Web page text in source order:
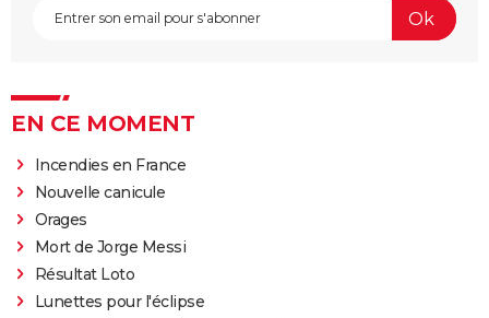
EN CE MOMENT
Incendies en France
Nouvelle canicule
Orages
Mort de Jorge Messi
Résultat Loto
Lunettes pour l'éclipse